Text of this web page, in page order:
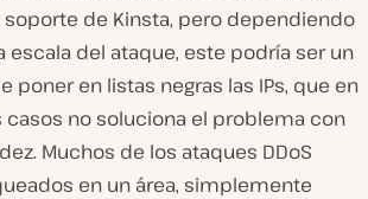
de Kinsta, pero dependiendo
escala del ataque, este podría ser un
poner en listas negras las IPs, que en
casos no soluciona el problema con
Muchos de los ataques DDoS
en un área, simplemente